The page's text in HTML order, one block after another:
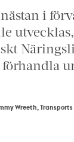
i
förhandla
Wreeth,